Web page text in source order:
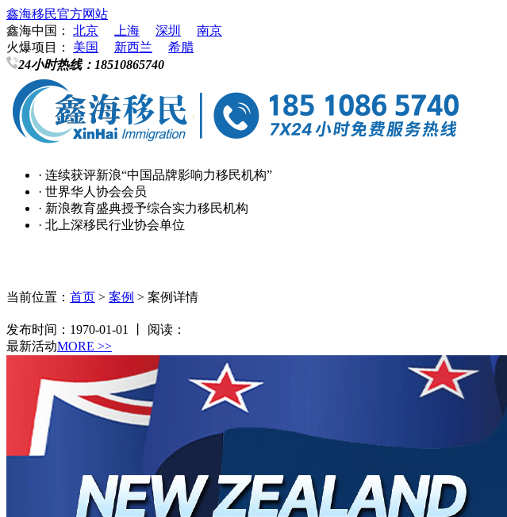
鑫海移民官方网站
鑫海中国：
北京 上海 深圳
南京
火爆项目：
美国 新西兰
希腊
24小时热线： 18510865740
· 连续获评新浪“中国品牌影响力移民机构”
· 世界华人协会会员
· 新浪教育盛典授予综合实力移民机构
· 北上深移民行业协会单位
当前位置： 首页 > 案例 > 案例详情
发布时间：1970-01-01 丨 阅读：
最新活动MORE >>